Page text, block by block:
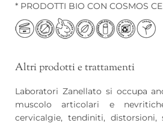
* PRODOTTI BIO CON COSMOS
Altri prodotti e trattamenti
Laboratori Zanellato si occupa
muscolo articolari e
cervicalgie, tendiniti, distorsioni,